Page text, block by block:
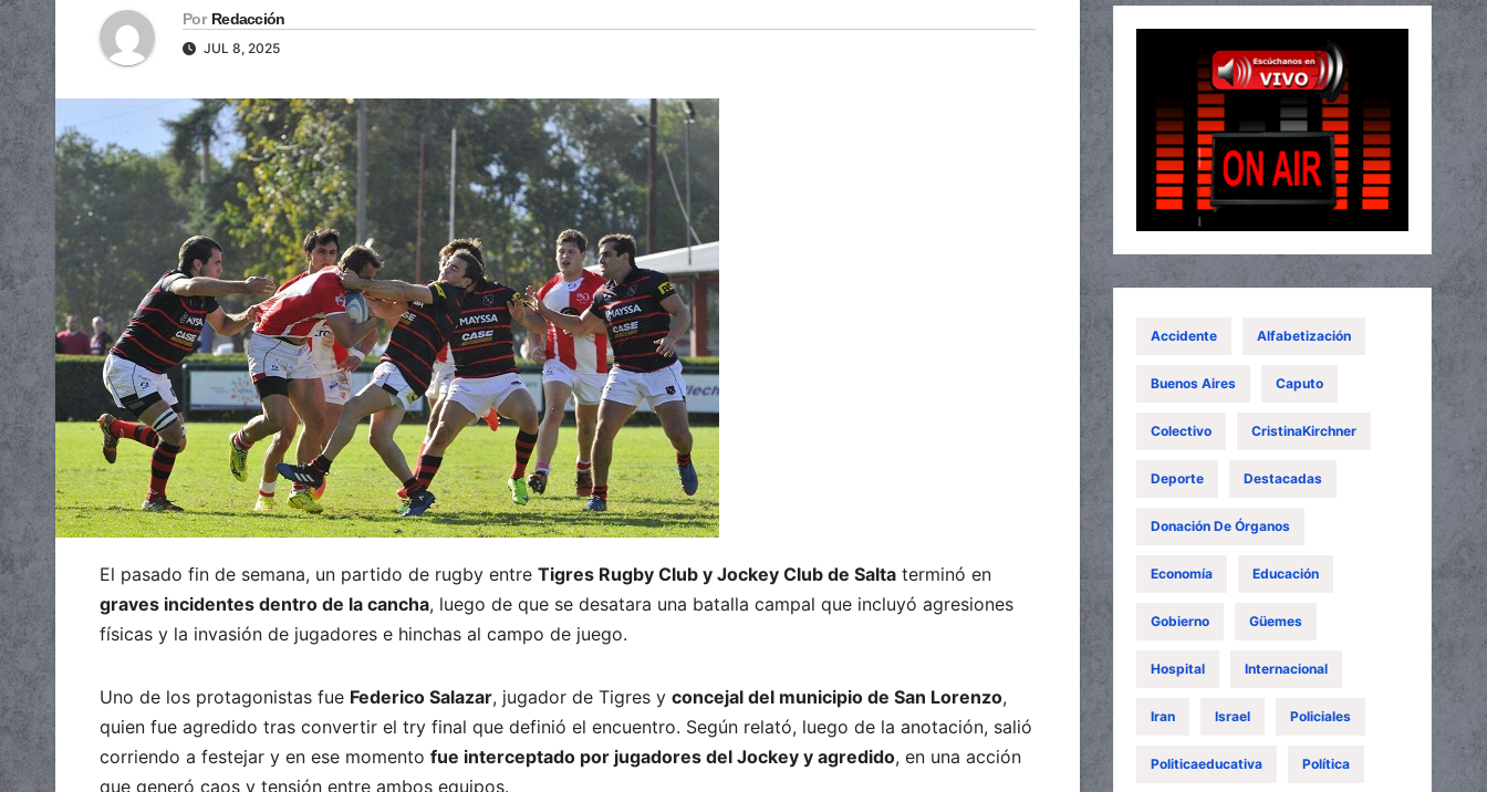
Por Redacción
JUL 8, 2025
El pasado fin de semana, un partido de rugby entre Tigres Rugby Club y Jockey Club de Salta terminó en
graves incidentes dentro de la cancha, luego de que se desatara una batalla campal que incluyó agresiones
físicas y la invasión de jugadores e hinchas al campo de juego.
Uno de los protagonistas fue Federico Salazar, jugador de Tigres y concejal del municipio de San Lorenzo,
quien fue agredido tras convertir el try final que definió el encuentro. Según relató, luego de la anotación, salió
corriendo a festejar y en ese momento fue interceptado por jugadores del Jockey y agredido, en una acción
que generó caos y tensión entre ambos equipos.
Accidente Alfabetización
Buenos Aires Caputo
Colectivo CristinaKirchner
Deporte Destacadas
Donación De Órganos
Economía Educación
Gobierno Güemes
Hospital Internacional
Iran Israel Policiales
Politicaeducativa Política